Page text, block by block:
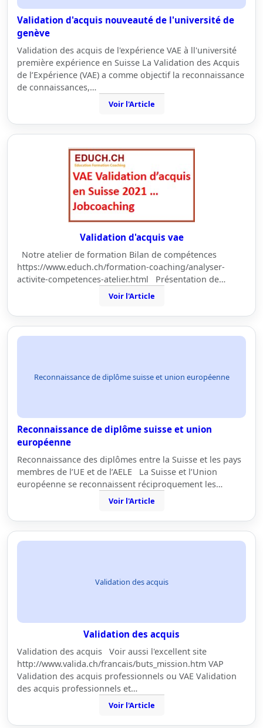
Validation d'acquis nouveauté de l'université de
genève
Validation des acquis de l'expérience VAE à ll'université
première expérience en Suisse La Validation des Acquis
de l’Expérience (VAE) a comme objectif la reconnaissance
de connaissances,…
Voir l'Article
Validation d'acquis vae
Notre atelier de formation Bilan de compétences
https://www.educh.ch/formation-coaching/analyser-
activite-competences-atelier.html Présentation de…
Voir l'Article
Reconnaissance de diplôme suisse et union européenne
Reconnaissance de diplôme suisse et union
européenne
Reconnaissance des diplômes entre la Suisse et les pays
membres de l’UE et de l’AELE La Suisse et l’Union
européenne se reconnaissent réciproquement les…
Voir l'Article
Validation des acquis
Validation des acquis
Validation des acquis Voir aussi l'excellent site
http://www.valida.ch/francais/buts_mission.htm VAP
Validation des acquis professionnels ou VAE Validation
des acquis professionnels et…
Voir l'Article